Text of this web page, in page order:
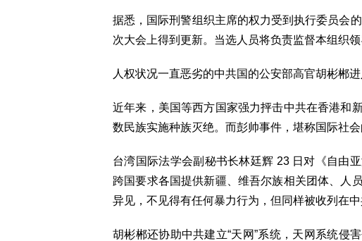
据悉，国际刑警组织主席的权力受到执行委员会
次大会上得到更新。当选人员将负责监督本组织领
人权状况一直恶劣的中共国的公安部高官胡彬郴
近年来，美国等西方国家强力抨击中共在香港和
数民族实施种族灭绝。而彭帅事件，堪称国际社会
台湾国际法学会副秘书长林廷辉 23 日对《自由
跨国要求各国提供新疆、维吾尔族相关团体、人
异见，不见得有任何暴力行为，但同样被收列在中
胡彬郴还协助中共建立“天网”系统，天网系统侵